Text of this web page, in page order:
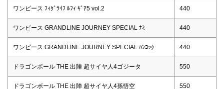
ワンピース ﾌｨｸﾞﾗｲﾌ ﾙﾌｨ ｷﾞｱ5 vol.2 440
ワンピース GRANDLINE JOURNEY SPECIAL ﾅﾐ 440
ワンピース GRANDLINE JOURNEY SPECIAL ﾊﾝｺｯｸ 440
ドラゴンボール THE 出陣 超サイヤ人4ゴジータ 550
ドラゴンボール THE 出陣 超サイヤ人4孫悟空 550